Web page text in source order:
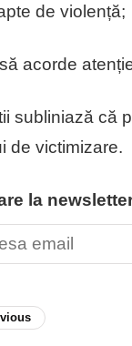
de violență;
atenție
subliniază că
de victimizare.
la